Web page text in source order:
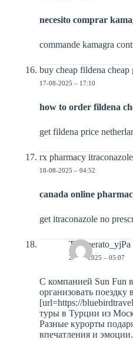
necesito comprar
commande kamagra
buy cheap fildena cheap
17-08-2025 – 17:10
how to order fildena
get fildena price
rx pharmacy itraconazole
18-08-2025 – 04:52
canada online
get itraconazole no
Turoperato_yjPa
23-09-2025 – 05:07
С компанией Sun Fun
организовать
[url=https://
туры в Турции из
Разные курорты
впечатления и эмоции.